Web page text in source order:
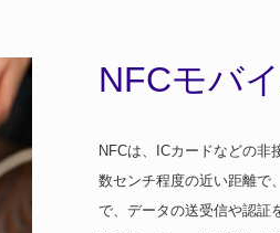
NFCモバ
NFCは、ICカードなどの非
数センチ程度の近い距離で
で、データの送受信や認証